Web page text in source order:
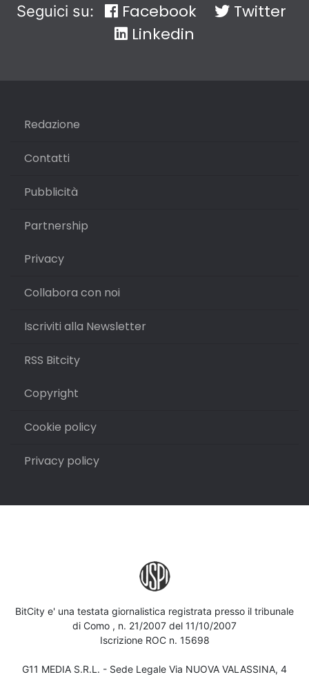
Seguici su: Facebook
Twitter
Linkedin
Redazione
Contatti
Pubblicità
Partnership
Privacy
Collabora con noi
Iscriviti alla Newsletter
RSS Bitcity
Copyright
Cookie policy
Privacy policy
BitCity e' una testata giornalistica registrata presso il tribunale
di Como , n. 21/2007 del 11/10/2007
Iscrizione ROC n. 15698
G11 MEDIA S.R.L. - Sede Legale Via NUOVA VALASSINA, 4